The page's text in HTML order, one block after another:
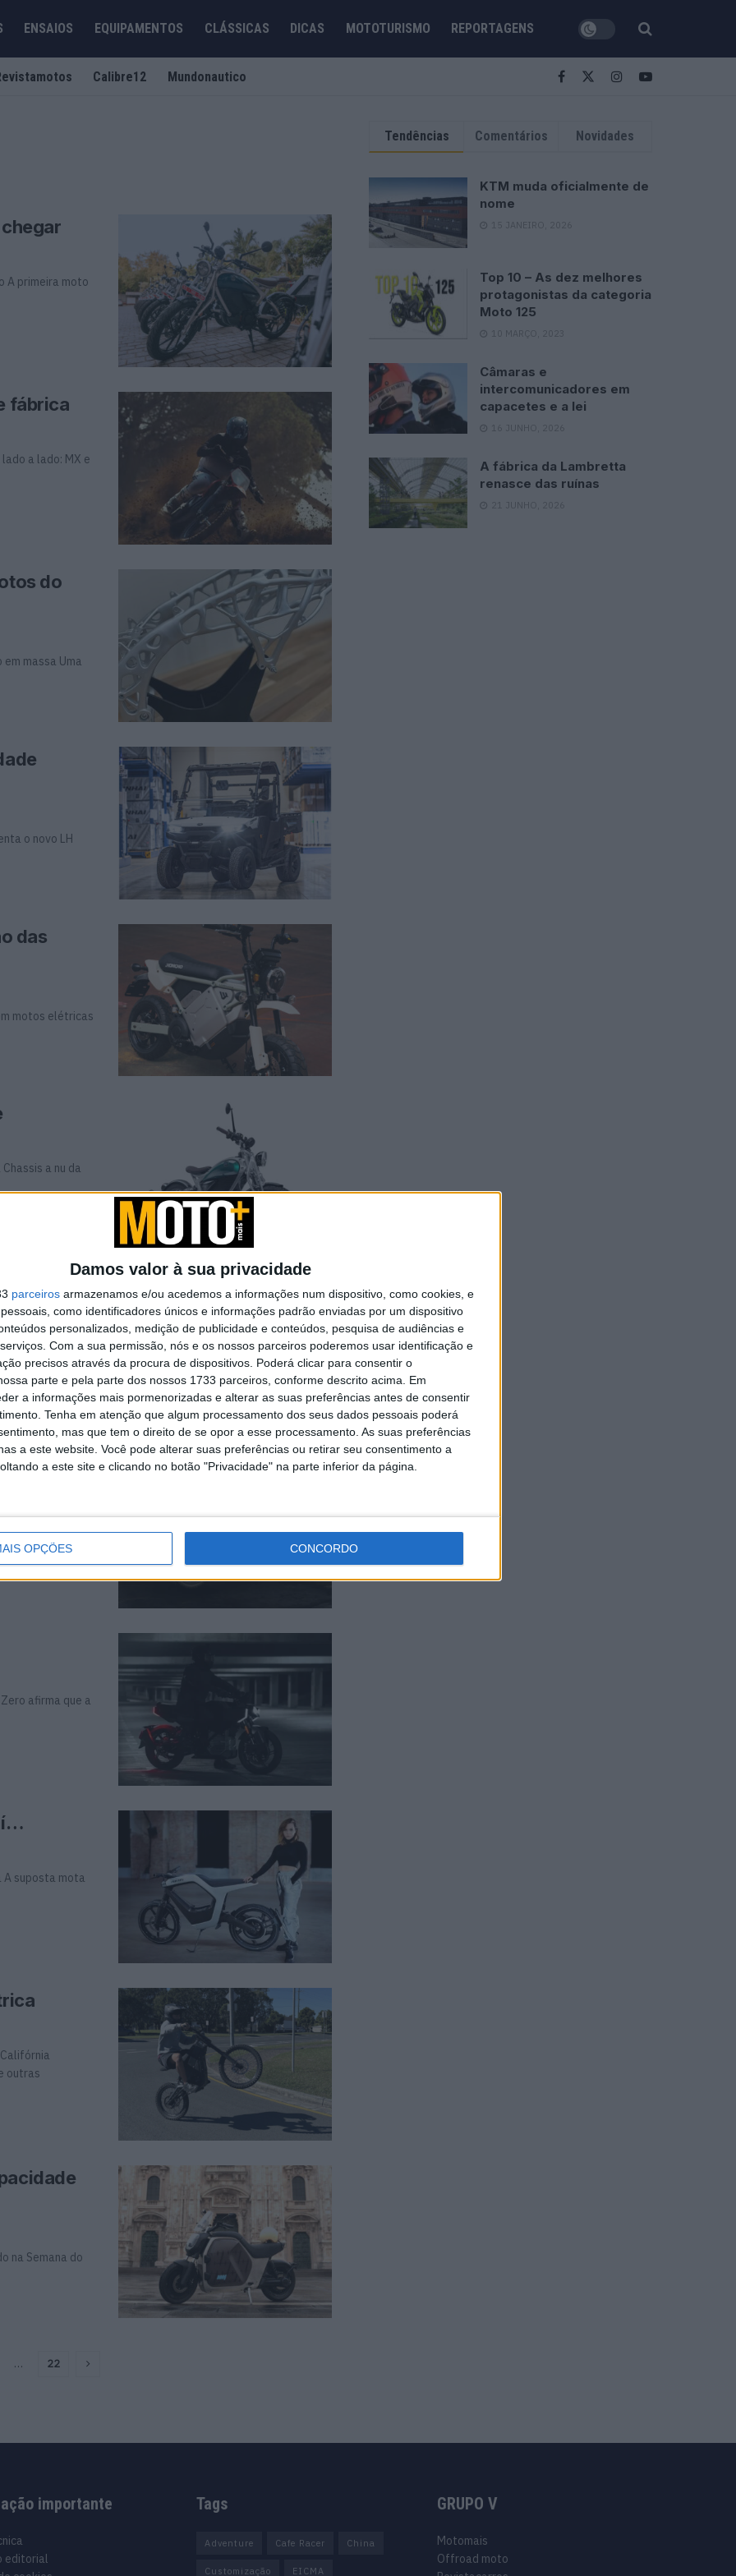
Damos valor à sua privacidade
parceiros armazenamos e/ou acedemos a informações num dispositivo, como cookies, e
como identificadores únicos e informações padrão enviadas por um dispositivo
personalizados, medição de publicidade e conteúdos, pesquisa de audiências e
Com a sua permissão, nós e os nossos parceiros poderemos usar identificação e
precisos através da procura de dispositivos. Poderá clicar para consentir o
parte e pela parte dos nossos 1733 parceiros, conforme descrito acima. Em
a informações mais pormenorizadas e alterar as suas preferências antes de consentir
Tenha em atenção que algum processamento dos seus dados pessoais poderá
mas que tem o direito de se opor a esse processamento. As suas preferências
a este website. Você pode alterar suas preferências ou retirar seu consentimento a
a este site e clicando no botão "Privacidade" na parte inferior da página.
OPÇÕES CONCORDO
ENSAIOS EQUIPAMENTOS CLÁSSICAS DICAS MOTOTURISMO REPORTAGENS
Calibre12 Mundonautico
A primeira moto
fábrica
a lado: MX e
do
massa Uma
o novo LH
das
motos elétricas
a nu da
Apesar de
...
Land
afirma que a
A suposta mota
outras
na Semana do
… 22
Tendências Comentários Novidades
KTM muda oficialmente de
nome
15 JANEIRO, 2026
Top 10 – As dez melhores
protagonistas da categoria
Moto 125
10 MARÇO, 2023
Câmaras e
intercomunicadores em
capacetes e a lei
16 JUNHO, 2026
A fábrica da Lambretta
renasce das ruínas
21 JUNHO, 2026
importante
editorial
Tags
Adventure Cafe Racer China
Customização EICMA
GRUPO V
Motomais
Offroad moto